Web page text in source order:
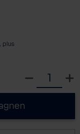
plus
a